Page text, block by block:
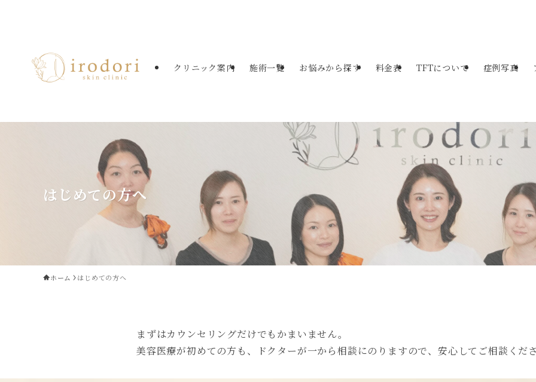
クリニック案内 施術一覧 お悩みから探す 料金表 TFTについて 症例写真
はじめての方へ
ホーム はじめての方へ
まずはカウンセリングだけでもかまいません。
美容医療が初めての方も、ドクターが一から相談にのりますので、安心してご相談くだ